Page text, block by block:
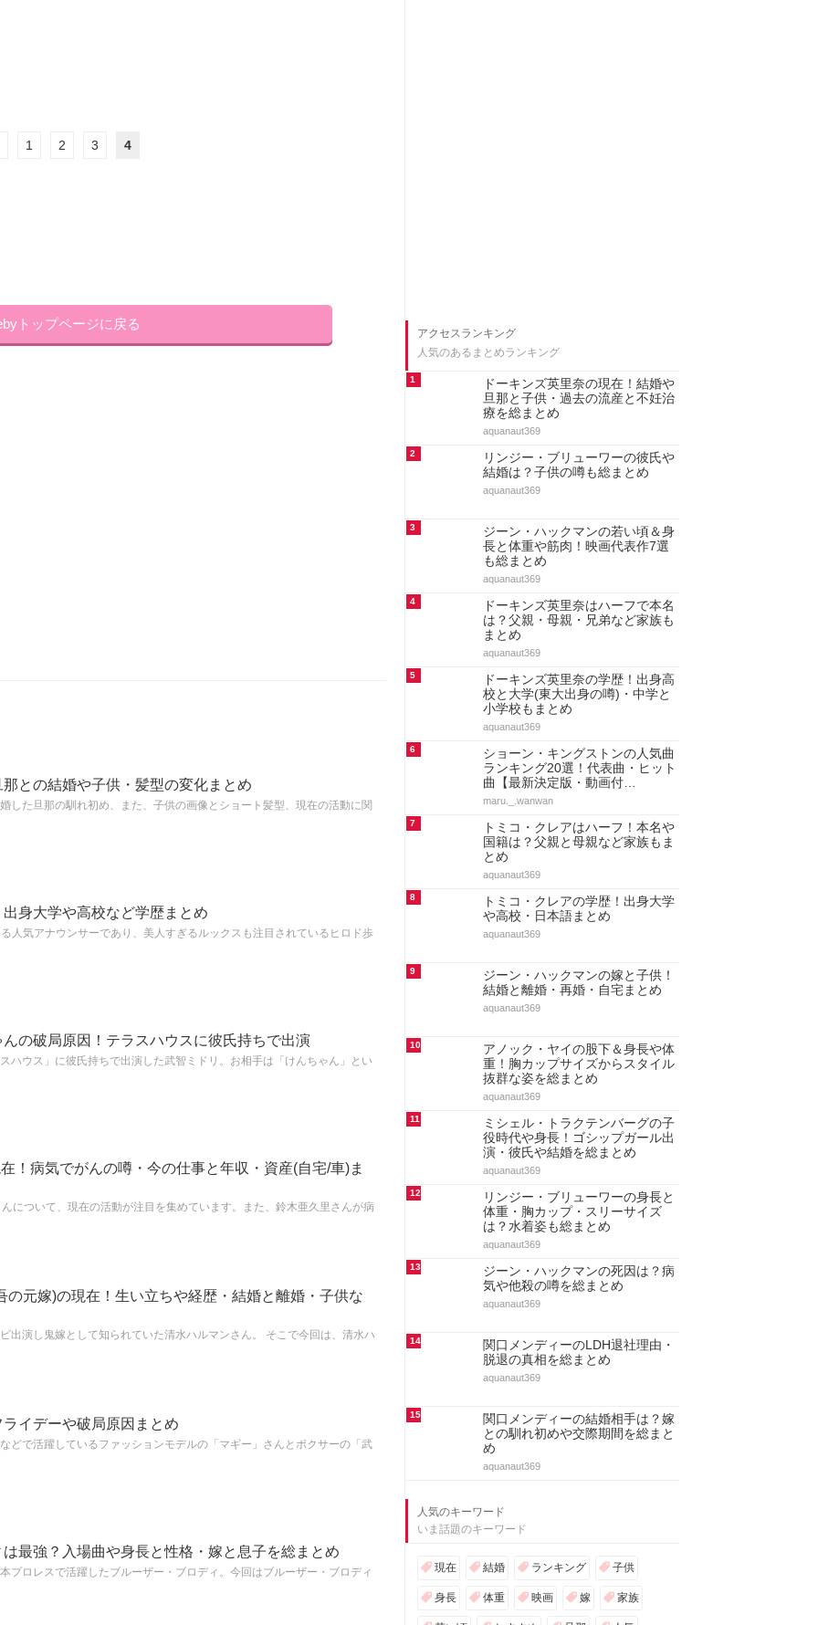
1 2 3 4
トップページに戻る
との結婚や子供・髪型の変化まとめ
した旦那の馴れ初め、また、子供の画像とショート髪型、現在の活動に関
身大学や高校など学歴まとめ
人気アナウンサーであり、美人すぎるルックスも注目されているヒロド歩
の破局原因！テラスハウスに彼氏持ちで出演
ハウス」に彼氏持ちで出演した武智ミドリ。お相手は「けんちゃん」とい
！病気でがんの噂・今の仕事と年収・資産(自宅/車)ま
について、現在の活動が注目を集めています。また、鈴木亜久里さんが病
の元嫁)の現在！生い立ちや経歴・結婚と離婚・子供な
出演し鬼嫁として知られていた清水ハルマンさん。 そこで今回は、清水ハ
イデーや破局原因まとめ
どで活躍しているファッションモデルの「マギー」さんとボクサーの「武
最強？入場曲や身長と性格・嫁と息子を総まとめ
プロレスで活躍したブルーザー・ブロディ。今回はブルーザー・ブロディ
アクセスランキング
人気のあるまとめランキング
1
ドーキンズ英里奈の現在！結婚や
旦那と子供・過去の流産と不妊治
療を総まとめ
aquanaut369
2
リンジー・ブリューワーの彼氏や
結婚は？子供の噂も総まとめ
aquanaut369
3
ジーン・ハックマンの若い頃＆身
長と体重や筋肉！映画代表作7選
も総まとめ
aquanaut369
4
ドーキンズ英里奈はハーフで本名
は？父親・母親・兄弟など家族も
まとめ
aquanaut369
5
ドーキンズ英里奈の学歴！出身高
校と大学(東大出身の噂)・中学と
小学校もまとめ
aquanaut369
6
ショーン・キングストンの人気曲
ランキング20選！代表曲・ヒット
曲【最新決定版・動画付…
maru._.wanwan
7
トミコ・クレアはハーフ！本名や
国籍は？父親と母親など家族もま
とめ
aquanaut369
8
トミコ・クレアの学歴！出身大学
や高校・日本語まとめ
aquanaut369
9
ジーン・ハックマンの嫁と子供！
結婚と離婚・再婚・自宅まとめ
aquanaut369
10
アノック・ヤイの股下＆身長や体
重！胸カップサイズからスタイル
抜群な姿を総まとめ
aquanaut369
11
ミシェル・トラクテンバーグの子
役時代や身長！ゴシップガール出
演・彼氏や結婚を総まとめ
aquanaut369
12
リンジー・ブリューワーの身長と
体重・胸カップ・スリーサイズ
は？水着姿も総まとめ
aquanaut369
13
ジーン・ハックマンの死因は？病
気や他殺の噂を総まとめ
aquanaut369
14
関口メンディーのLDH退社理由・
脱退の真相を総まとめ
aquanaut369
15
関口メンディーの結婚相手は？嫁
との馴れ初めや交際期間を総まと
め
aquanaut369
人気のキーワード
いま話題のキーワード
現在 結婚 ランキング 子供
身長 体重 映画 嫁 家族